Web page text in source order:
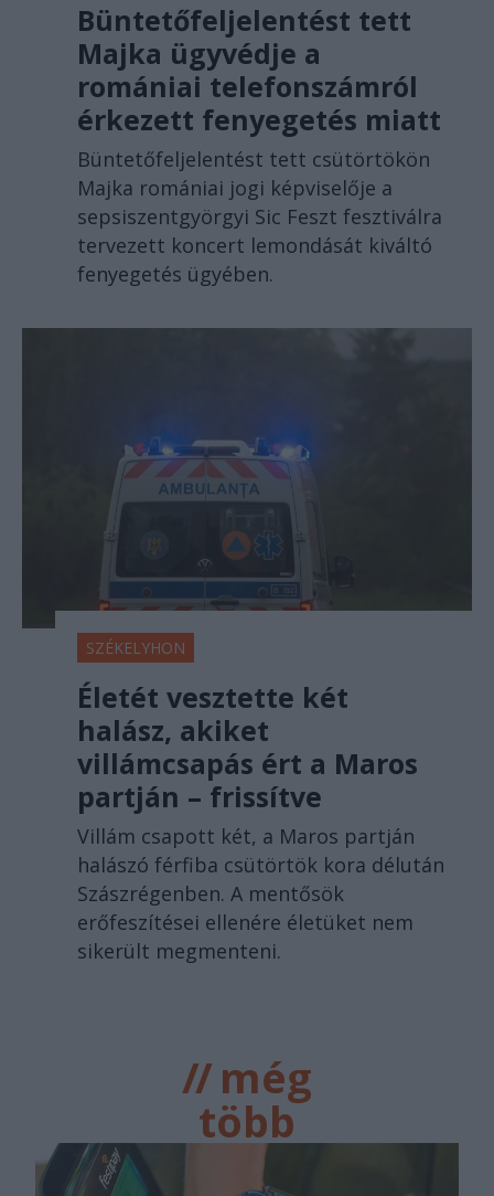
Büntetőfeljelentést tett
Majka ügyvédje a
romániai telefonszámról
érkezett fenyegetés miatt
Büntetőfeljelentést tett csütörtökön
Majka romániai jogi képviselője a
sepsiszentgyörgyi Sic Feszt fesztiválra
tervezett koncert lemondását kiváltó
fenyegetés ügyében.
SZÉKELYHON
Életét vesztette két
halász, akiket
villámcsapás ért a Maros
partján – frissítve
Villám csapott két, a Maros partján
halászó férfiba csütörtök kora délután
Szászrégenben. A mentősök
erőfeszítései ellenére életüket nem
sikerült megmenteni.
//még
több
főtér.ro